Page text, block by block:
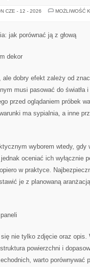
CZE - 12 - 2026
MOŻLIWOŚĆ
jak porównać ją z głową
dekor
dobry efekt zależy od
musi pasować do światła
przed oglądaniem próbek
ma sypialnia, a inne
wyborem wtedy, gdy
oceniać ich wyłącznie
w praktyce.
je z planowaną
nie tylko zdjęcie oraz
powierzchni i
warto porównywać